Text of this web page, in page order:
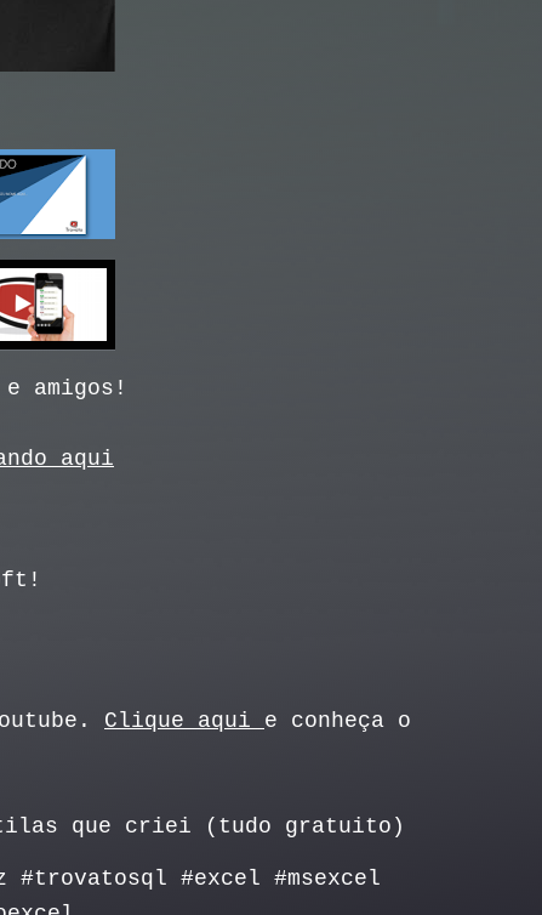
amigos!
aqui
Clique aqui e conheça o
que criei (tudo gratuito)
#trovatosql #excel #msexcel